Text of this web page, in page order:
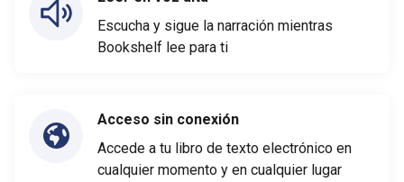
Escucha y sigue la narración mientras
Bookshelf lee para ti
Acceso sin conexión
Accede a tu libro de texto electrónico en
cualquier momento y en cualquier lugar